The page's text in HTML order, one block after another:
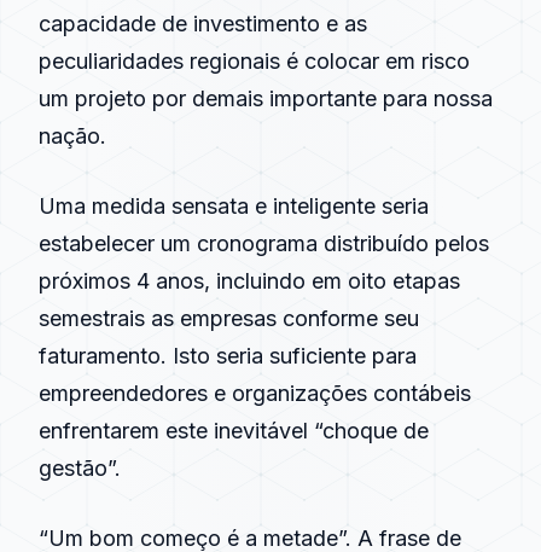
capacidade de investimento e as
peculiaridades regionais é colocar em risco
um projeto por demais importante para nossa
nação.
Uma medida sensata e inteligente seria
estabelecer um cronograma distribuído pelos
próximos 4 anos, incluindo em oito etapas
semestrais as empresas conforme seu
faturamento. Isto seria suficiente para
empreendedores e organizações contábeis
enfrentarem este inevitável “choque de
gestão”.
“Um bom começo é a metade”. A frase de